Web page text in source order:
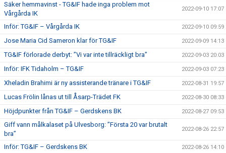
Säker hemmavinst - TG&IF hade inga problem mot
Vårgårda IK
2022-09-10 17:07
Inför: TG&IF – Vårgårda IK 2022-09-10 09:59
Jose Maria Cid Sameron klar för TG&IF 2022-09-09 14:13
TG&IF förlorade derbyt: ”Vi var inte tillräckligt bra” 2022-09-03 20:03
Inför: IFK Tidaholm – TG&IF 2022-09-03 07:23
Xheladin Brahimi är ny assisterande tränare i TG&IF 2022-08-31 19:57
Lucas Frölin lånas ut till Åsarp-Trädet FK 2022-08-30 08:33
Höjdpunkter från TG&IF – Gerdskens BK 2022-08-27 09:53
Giff vann målkalaset på Ulvesborg: ”Första 20 var brutalt
bra”
2022-08-26 22:57
Inför: TG&IF – Gerdskens BK 2022-08-26 14:10